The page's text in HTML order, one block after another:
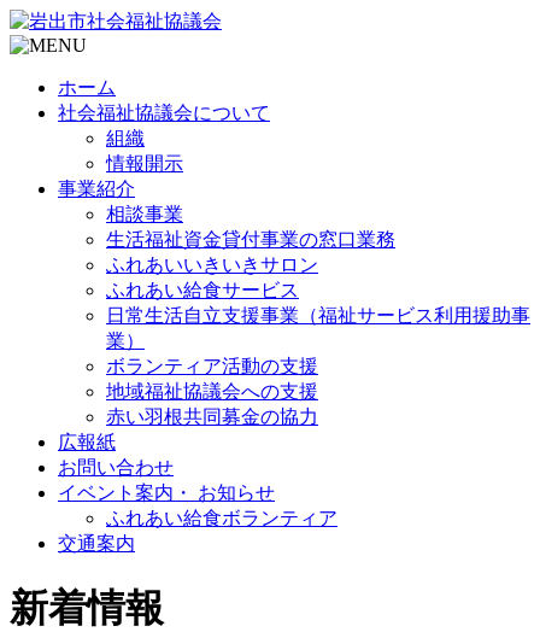
ホーム
社会福祉協議会について
組織
情報開示
事業紹介
相談事業
生活福祉資金貸付事業の窓口業務
ふれあいいきいきサロン
ふれあい給食サービス
日常生活自立支援事業（福祉サービス利用援助事
業）
ボランティア活動の支援
地域福祉協議会への支援
赤い羽根共同募金の協力
広報紙
お問い合わせ
イベント案内・ お知らせ
ふれあい給食ボランティア
交通案内
新着情報